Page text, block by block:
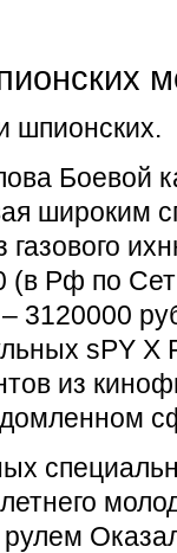
шпионских.
Боевой
широким
газового
(в Рф по
3120000
sPY X
из